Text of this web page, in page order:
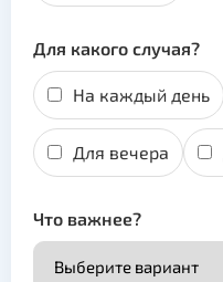
Для какого случая?
На каждый день
Для вечера
Что важнее?